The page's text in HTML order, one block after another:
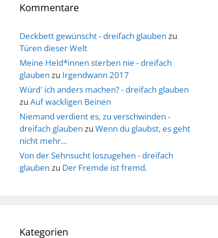
Kommentare
Deckbett gewünscht - dreifach glauben zu
Türen dieser Welt
Meine Held*innen sterben nie - dreifach
glauben zu Irgendwann 2017
Würd' ich anders machen? - dreifach glauben
zu Auf wackligen Beinen
Niemand verdient es, zu verschwinden -
dreifach glauben zu Wenn du glaubst, es geht
nicht mehr…
Von der Sehnsucht loszugehen - dreifach
glauben zu Der Fremde ist fremd.
Kategorien